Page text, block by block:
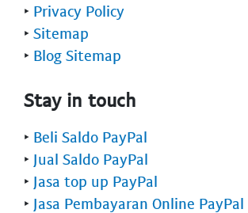
‣ Privacy Policy
‣ Sitemap
‣ Blog Sitemap
Stay in touch
‣ Beli Saldo PayPal
‣ Jual Saldo PayPal
‣ Jasa top up PayPal
‣ Jasa Pembayaran Online PayPal